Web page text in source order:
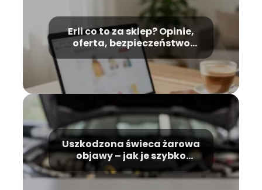
Erli co to za sklep? Opinie,
oferta, bezpieczeństwo
zakupów
Uszkodzona świeca żarowa
objawy – jak je szybko
rozpoznać?